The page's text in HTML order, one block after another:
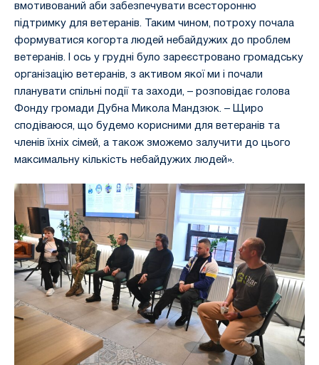
вмотивований аби забезпечувати всесторонню
підтримку для ветеранів. Таким чином, потроху почала
формуватися когорта людей небайдужих до проблем
ветеранів. І ось у грудні було зареєстровано громадську
організацію ветеранів, з активом якої ми і почали
планувати спільні події та заходи, – розповідає голова
Фонду громади Дубна Микола Мандзюк. – Щиро
сподіваюся, що будемо корисними для ветеранів та
членів їхніх сімей, а також зможемо залучити до цього
максимальну кількість небайдужих людей».